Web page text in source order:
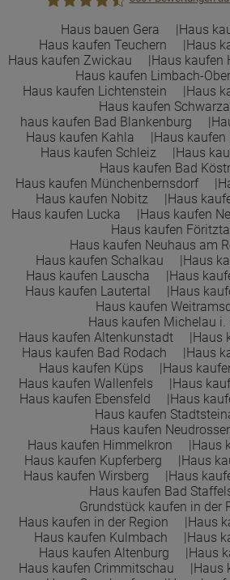
Town &Country Haus
Haus bauen Gera
Haus
Haus kaufen Teuchern
Haus
Haus kaufen Zwickau
Haus kaufen
Haus kaufen Limbach-
Haus kaufen Lichtenstein
Haus
Haus kaufen
haus kaufen Bad Blankenburg
Haus kaufen Kahla
Haus kaufen
Haus kaufen Schleiz
Haus
Haus kaufen Bad
Haus kaufen Münchenbernsdorf
Haus kaufen Nobitz
Haus
Haus kaufen Lucka
Haus kaufen
Haus kaufen
Haus kaufen Neuhaus am
Haus kaufen Schalkau
Haus
Haus kaufen Lauscha
Haus
Haus kaufen Lautertal
Haus
Haus kaufen
Haus kaufen Michelau i.
Haus kaufen Altenkunstadt
Haus
Haus kaufen Bad Rodach
Haus
Haus kaufen Küps
Haus
Haus kaufen Wallenfels
Haus
Haus kaufen Ebensfeld
Haus
Haus kaufen
Haus kaufen
Haus kaufen Himmelkron
Haus
Haus kaufen Kupferberg
Haus
Haus kaufen Wirsberg
Haus
Haus kaufen Bad
Grundstück kaufen in der
Haus kaufen in der Region
Haus
Haus kaufen Kulmbach
Haus
Haus kaufen Altenburg
Haus
Haus kaufen Crimmitschau
Haus